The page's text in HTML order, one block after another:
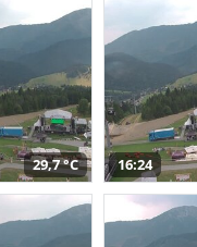
29,7 °C 16:24